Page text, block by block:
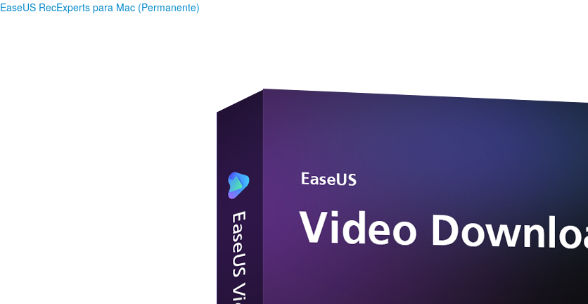
EaseUS RecExperts para Mac (Permanente)